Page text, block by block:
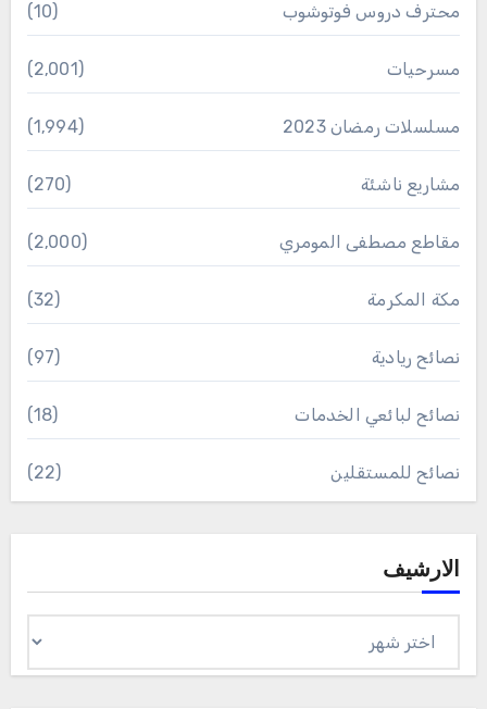
محترف دروس فوتوشوب (10)
مسرحيات (2٬001)
مسلسلات رمضان 2023 (1٬994)
مشاريع ناشئة (270)
مقاطع مصطفى المومري (2٬000)
مكة المكرمة (32)
نصائح ريادية (97)
نصائح لبائعي الخدمات (18)
نصائح للمستقلين (22)
الارشيف